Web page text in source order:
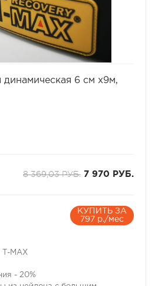
динамическая 6 см х9м,
8 369,03 РУБ. 7 970 РУБ.
КУПИТЬ ЗА
797 р./мес
Т-МАХ
- 20%